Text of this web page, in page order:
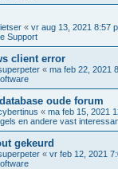
« vr aug 13, 2021 8:57
Support
client error
« ma feb 22, 2021
oude forum
« ma feb 15, 2021
en andere vast
gekeurd
« vr feb 12, 2021